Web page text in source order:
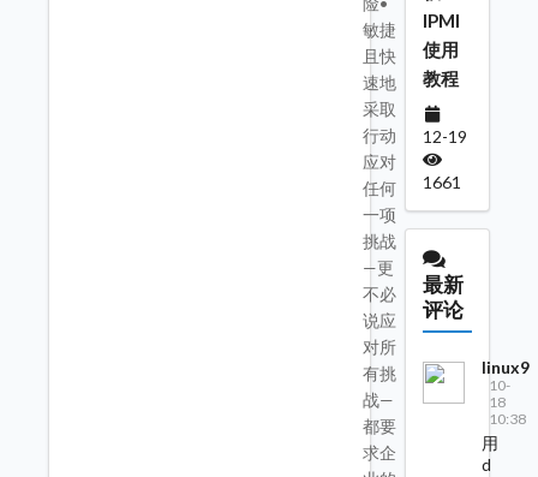
敏捷
且快
速地
采取
行动
应对
任何
一项
挑战
—更
不必
说应
对所
有挑
战—
都要
求企
IPMI
使用
教程
12-19
1661
最新
评论
linux9
10-
18
10:38
用
d